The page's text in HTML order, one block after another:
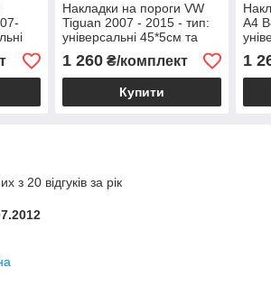
Накладки на пороги VW
Tiguan 2007 - 2015 - тип:
універсальні 45*5см та
1 260₴/комплект
Купити
A4
1
з 20 відгуків за рік